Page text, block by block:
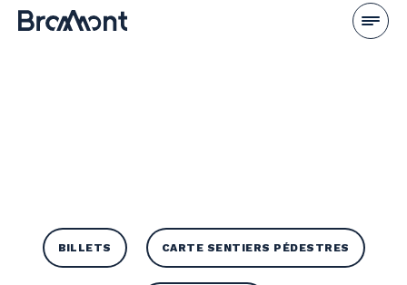
BILLETS CARTE SENTIERS PÉDESTRES